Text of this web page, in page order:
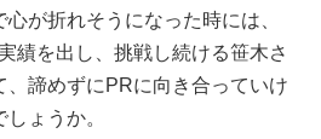
が折れそうになった時には、
績を出し、挑戦し続ける笹木さ
、諦めずにPRに向き合っていけ
ょうか。